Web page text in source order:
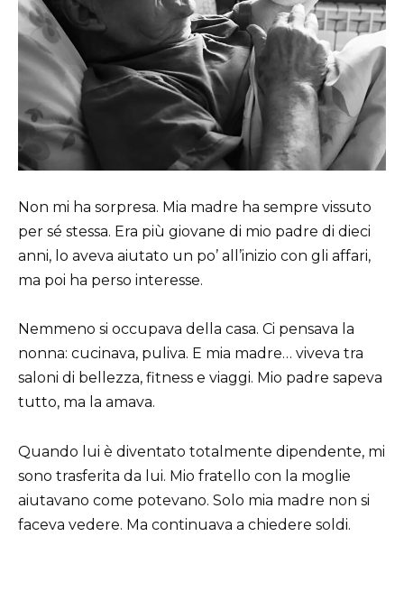
Non mi ha sorpresa. Mia madre ha sempre vissuto
per sé stessa. Era più giovane di mio padre di dieci
anni, lo aveva aiutato un po’ all’inizio con gli affari,
ma poi ha perso interesse.
Nemmeno si occupava della casa. Ci pensava la
nonna: cucinava, puliva. E mia madre… viveva tra
saloni di bellezza, fitness e viaggi. Mio padre sapeva
tutto, ma la amava.
Quando lui è diventato totalmente dipendente, mi
sono trasferita da lui. Mio fratello con la moglie
aiutavano come potevano. Solo mia madre non si
faceva vedere. Ma continuava a chiedere soldi.